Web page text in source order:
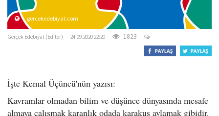
gercekedebiyat.com
Gerçek Edebiyat (Editör) 24.09.2020 22:20 1823
İşte Kemal Üçüncü'nün yazısı:
Kavramlar olmadan bilim ve düşünce dünyasında mesafe
almaya çalışmak karanlık odada karakuş avlamak gibidir.